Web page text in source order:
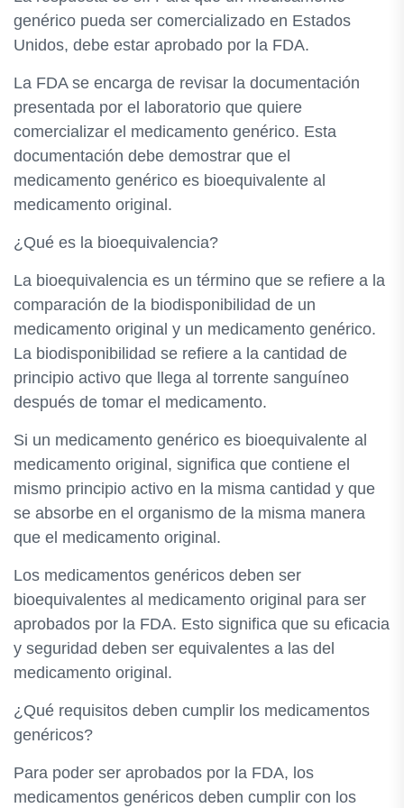
genérico pueda ser comercializado en Estados
Unidos, debe estar aprobado por la FDA.
La FDA se encarga de revisar la documentación
presentada por el laboratorio que quiere
comercializar el medicamento genérico. Esta
documentación debe demostrar que el
medicamento genérico es bioequivalente al
medicamento original.
¿Qué es la bioequivalencia?
La bioequivalencia es un término que se refiere a la
comparación de la biodisponibilidad de un
medicamento original y un medicamento genérico.
La biodisponibilidad se refiere a la cantidad de
principio activo que llega al torrente sanguíneo
después de tomar el medicamento.
Si un medicamento genérico es bioequivalente al
medicamento original, significa que contiene el
mismo principio activo en la misma cantidad y que
se absorbe en el organismo de la misma manera
que el medicamento original.
Los medicamentos genéricos deben ser
bioequivalentes al medicamento original para ser
aprobados por la FDA. Esto significa que su eficacia
y seguridad deben ser equivalentes a las del
medicamento original.
¿Qué requisitos deben cumplir los medicamentos
genéricos?
Para poder ser aprobados por la FDA, los
medicamentos genéricos deben cumplir con los